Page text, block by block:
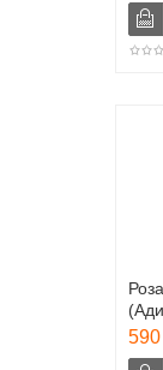
590